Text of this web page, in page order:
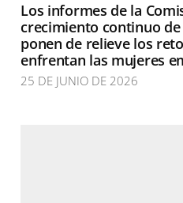
Los informes de la
crecimiento continuo
ponen de relieve los
enfrentan las mujeres
25 DE JUNIO DE 2026